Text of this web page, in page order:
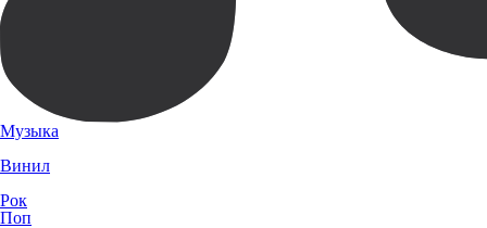
Музыка
Винил
Рок
Поп